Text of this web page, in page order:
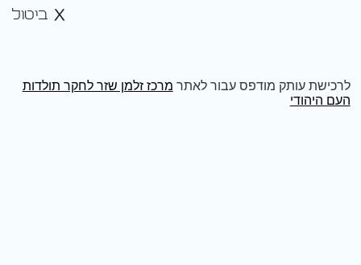
ביטול
לרכישת עותק מודפס עבור לאתר מרכז זלמן שזר לחקר תולדות
העם היהודי